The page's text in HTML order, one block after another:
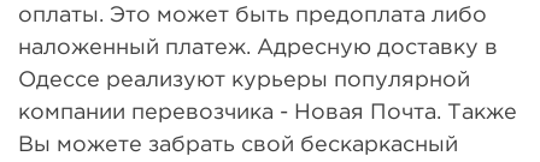
оплаты. Это может быть предоплата либо
наложенный платеж. Адресную доставку в
Одессе реализуют курьеры популярной
компании перевозчика - Новая Почта. Также
Вы можете забрать свой бескаркасный